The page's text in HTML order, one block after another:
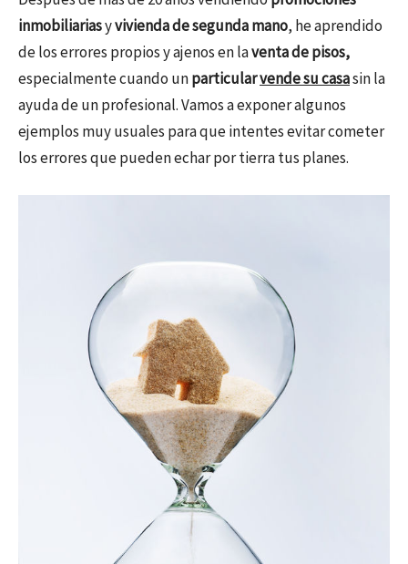
inmobiliariasyvivienda de segunda mano, he aprendido
de los errores propios y ajenos en laventa de pisos,
especialmente cuando unparticularvende su casasin la
ayuda de un profesional. Vamos a exponer algunos
ejemplos muy usuales para que intentes evitar cometer
los errores que pueden echar por tierra tus planes.